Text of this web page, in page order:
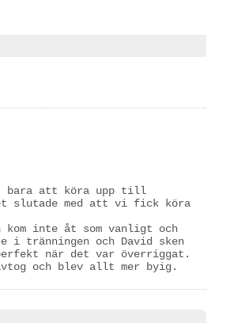
bara att köra upp till
slutade med att vi fick köra
kom inte åt som vanligt och
i tränningen och David sken
när det var överriggat.
och blev allt mer byig.